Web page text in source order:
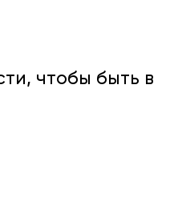
чтобы быть в